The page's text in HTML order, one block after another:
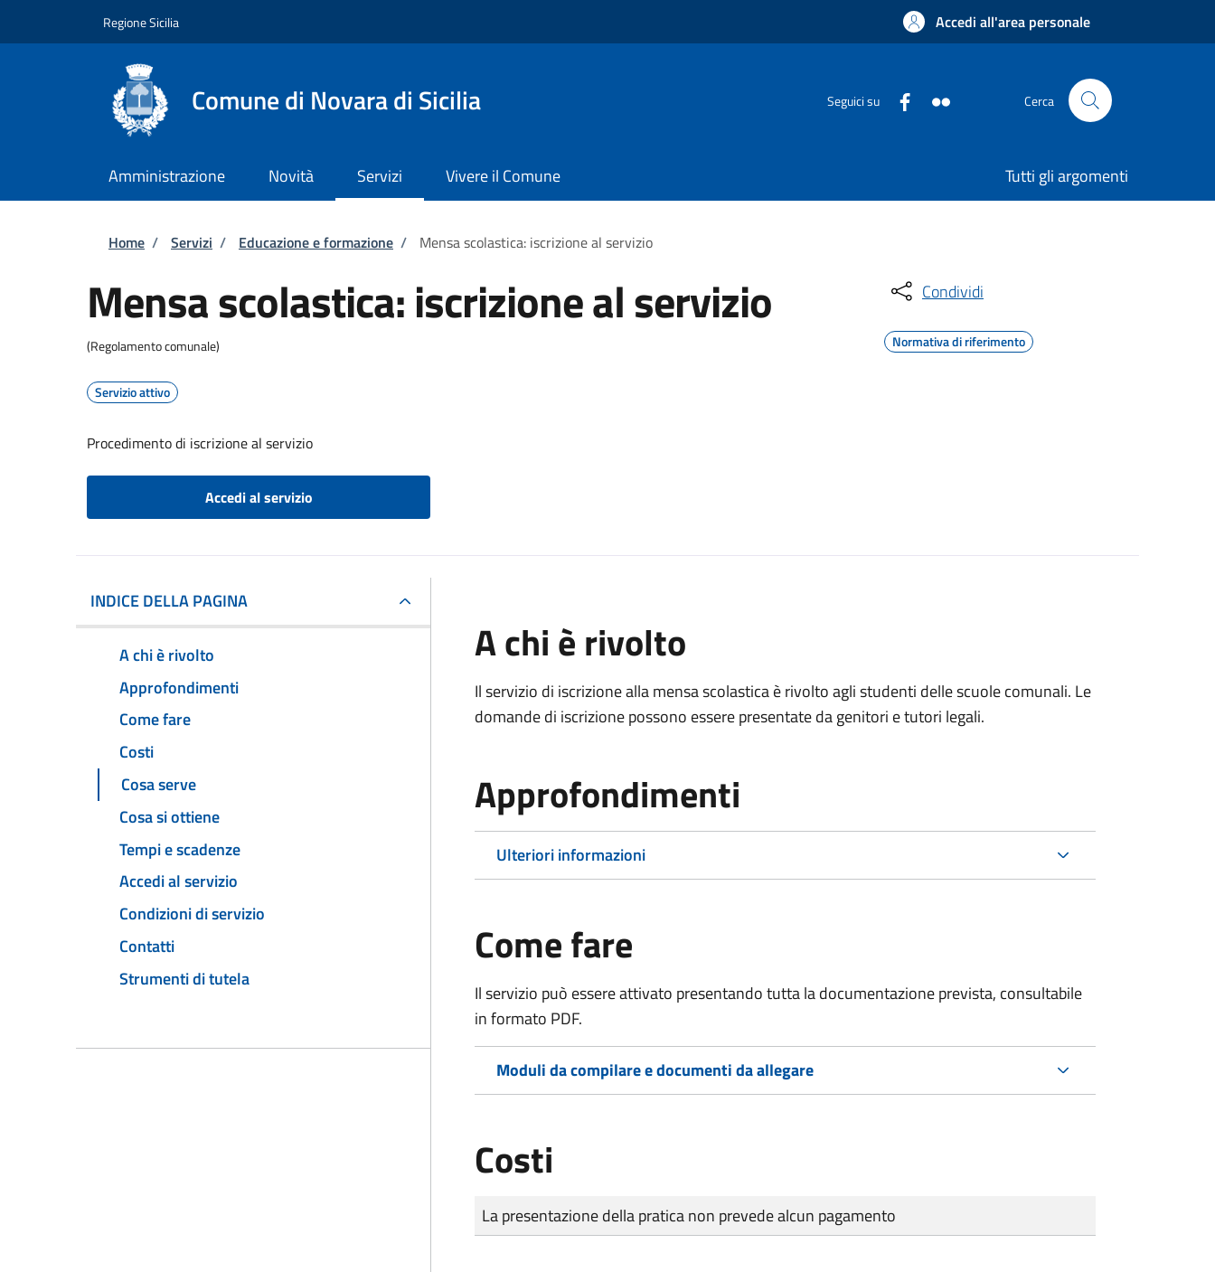
Regione Sicilia Accedi all'area personale
Comune di Novara di Sicilia Seguici su Cerca
Amministrazione Novità Servizi Vivere il Comune Tutti gli argomenti
Briciole di pane
Home / Servizi / Educazione e formazione / Mensa scolastica: iscrizione al servizio
Mensa scolastica: iscrizione al servizio
(Regolamento comunale)
Servizio attivo
Procedimento di iscrizione al servizio
Accedi al servizio
Condividi
Normativa di riferimento
INDICE DELLA PAGINA
A chi è rivolto
Approfondimenti
Come fare
Costi
Cosa serve
Cosa si ottiene
Tempi e scadenze
Accedi al servizio
Condizioni di servizio
Contatti
Strumenti di tutela
A chi è rivolto
Il servizio di iscrizione alla mensa scolastica è rivolto agli studenti delle scuole comunali. Le
domande di iscrizione possono essere presentate da genitori e tutori legali.
Approfondimenti
Ulteriori informazioni
Come fare
Il servizio può essere attivato presentando tutta la documentazione prevista, consultabile
in formato PDF.
Moduli da compilare e documenti da allegare
Costi
Tipo di pagamento
Importo
La presentazione della pratica non prevede alcun pagamento